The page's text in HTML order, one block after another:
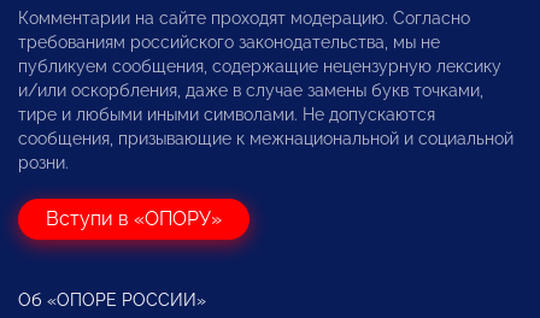
Комментарии на сайте проходят модерацию. Согласно
требованиям российского законодательства, мы не
публикуем сообщения, содержащие нецензурную лексику
и/или оскорбления, даже в случае замены букв точками,
тире и любыми иными символами. Не допускаются
сообщения, призывающие к межнациональной и социальной
розни.
Вступи в «ОПОРУ»
Об «ОПОРЕ РОССИИ»